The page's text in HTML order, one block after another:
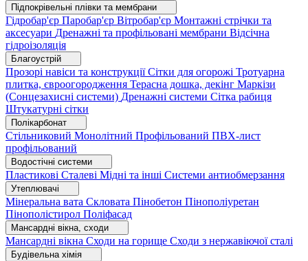
Підпокрівельні плівки та мембрани
Гідробар'єр Паробар'єр Вітробар'єр Монтажні стрічки та
аксесуари Дренажні та профільовані мембрани Відсічна
гідроізоляція
Благоустрій
Прозорі навіси та конструкціїСітки для огорожі Тротуарна
плитка, євроогородження Терасна дошка, декінг Маркізи
(Сонцезахисні системи) Дренажні системи Сітка рабиця
Штукатурні сітки
Полікарбонат
Стільниковий Монолітний Профільований ПВХ-лист
профільований
Водостічні системи
Пластикові Сталеві Мідні та інші Системи антиобмерзання
Утеплювачі
Мінеральна вата Скловата Пінобетон Пінополіуретан
Пінополістирол Поліфасад
Мансардні вікна, сходи
Мансардні вікна Сходи на горище Сходи з нержавіючої сталі
Будівельна хімія